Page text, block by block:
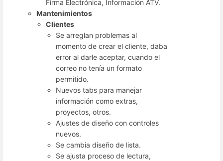
Firma Electrónica, Información ATV.
Mantenimientos
Clientes
Se arreglan problemas al
momento de crear el cliente, daba
error al darle aceptar, cuando el
correo no tenía un formato
permitido.
Nuevos tabs para manejar
información como extras,
proyectos, otros.
Ajustes de diseño con controles
nuevos.
Se cambia diseño de lista.
Se ajusta proceso de lectura,